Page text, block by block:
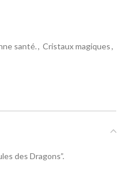
santé., Cristaux magiques,
des Dragons”.